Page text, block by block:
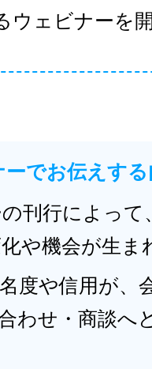
ウェビナーを
ーでお伝えす
刊行によって
や機会が生ま
度や信用が、
わせ・商談へ